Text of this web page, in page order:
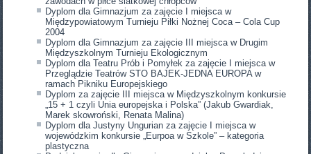
Dyplom dla Gimnazjum za zajęcie I miejsca w
Międzypowiatowym Turnieju Piłki Nożnej Coca – Cola Cup
2004
Dyplom dla Gimnazjum za zajęcie III miejsca w Drugim
Międzyszkolnym Turnieju Ekologicznym
Dyplom dla Teatru Prób i Pomyłek za zajęcie I miejsca w
Przeglądzie Teatrów STO BAJEK-JEDNA EUROPA w
ramach Pikniku Europejskiego
Dyplom za zajęcie III miejsca w Międzyszkolnym konkursie
„15 + 1 czyli Unia europejska i Polska” (Jakub Gwardiak,
Marek skowroński, Renata Malina)
Dyplom dla Justyny Ungurian za zajęcie I miejsca w
wojewódzkim konkursie „Eurpoa w Szkole” – kategoria
plastyczna